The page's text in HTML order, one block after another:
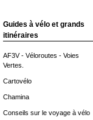
Guides à vélo et grands
itinéraires
AF3V - Véloroutes - Voies
Vertes.
Cartovélo
Chamina
Conseils sur le voyage à vélo